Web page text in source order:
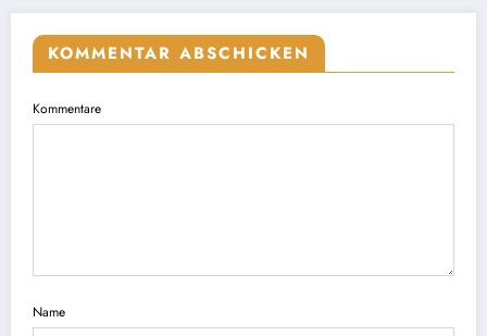
KOMMENTAR ABSCHICKEN
Kommentare
Name